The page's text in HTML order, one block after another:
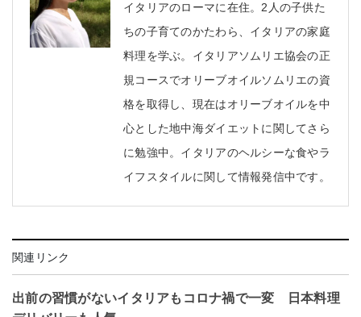
イタリアのローマに在住。2人の子供た
ちの子育てのかたわら、イタリアの家庭
料理を学ぶ。イタリアソムリエ協会の正
規コースでオリーブオイルソムリエの資
格を取得し、現在はオリーブオイルを中
心とした地中海ダイエットに関してさら
に勉強中。イタリアのヘルシーな食やラ
イフスタイルに関して情報発信中です。
関連リンク
出前の習慣がないイタリアもコロナ禍で一変 日本料理